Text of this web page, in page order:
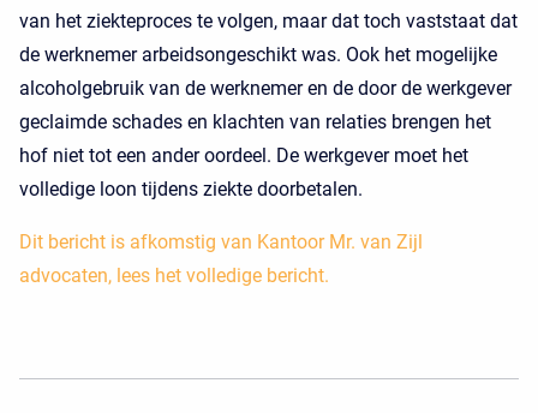
van het ziekteproces te volgen, maar dat toch vaststaat dat
de werknemer arbeidsongeschikt was. Ook het mogelijke
alcoholgebruik van de werknemer en de door de werkgever
geclaimde schades en klachten van relaties brengen het
hof niet tot een ander oordeel. De werkgever moet het
volledige loon tijdens ziekte doorbetalen.
Dit bericht is afkomstig van Kantoor Mr. van Zijl
advocaten, lees het volledige bericht.